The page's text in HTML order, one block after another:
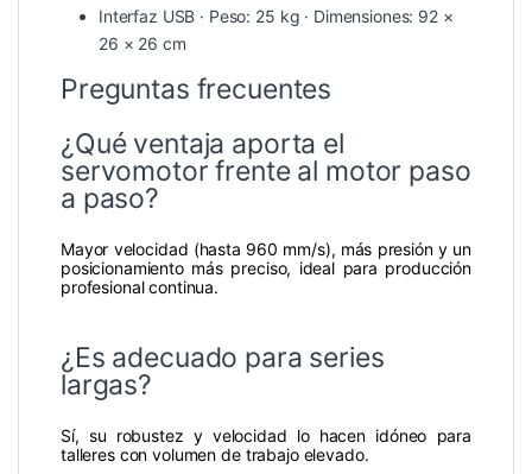
Interfaz USB · Peso: 25 kg · Dimensiones: 92 ×
26 × 26 cm
Preguntas frecuentes
¿Qué ventaja aporta el
servomotor frente al motor paso
a paso?
Mayor velocidad (hasta 960 mm/s), más presión y un
posicionamiento más preciso, ideal para producción
profesional continua.
¿Es adecuado para series
largas?
Sí, su robustez y velocidad lo hacen idóneo para
talleres con volumen de trabajo elevado.